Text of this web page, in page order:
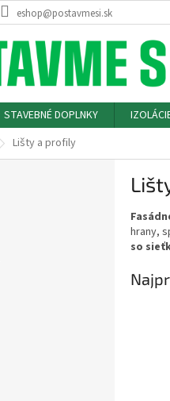
eshop@postavmesi.sk
STAVEBNÉ DOPLNKY
Lišty a profily
hrany,
so